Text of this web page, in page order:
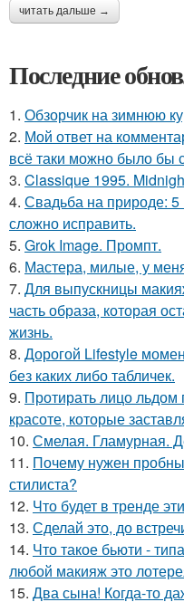
читать дальше →
Последние
1. Обзорчик на зимнюю
2. Мой ответ на
всё таки можно было бы
3. Classique 1995.
4. Свадьба на природе: 5
сложно исправить.
5. Grok Image. Промпт.
6. Мастера, милые, у
7. Для выпускницы
часть образа, которая
жизнь.
8. Дорогой Lifestyle
без каких либо табличек.
9. Протирать лицо
красоте, которые
10. Смелая. Гламурная.
11. Почему нужен
стилиста?
12. Что будет в тренде
13. Сделай это, до
14. Что такое бьюти -
любой макияж это
15. Два сына! Когда-то